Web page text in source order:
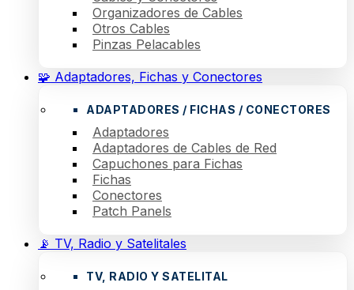
Organizadores de Cables
Otros Cables
Pinzas Pelacables
🧩 Adaptadores, Fichas y Conectores
ADAPTADORES / FICHAS / CONECTORES
Adaptadores
Adaptadores de Cables de Red
Capuchones para Fichas
Fichas
Conectores
Patch Panels
📡 TV, Radio y Satelitales
TV, RADIO Y SATELITAL